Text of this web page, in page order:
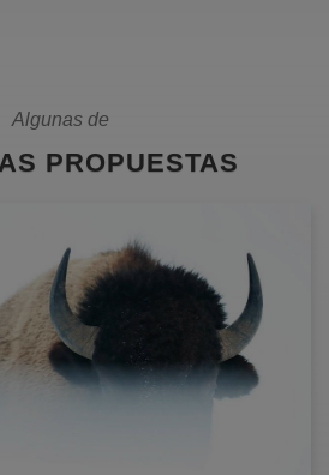
Algunas de
PROPUESTAS